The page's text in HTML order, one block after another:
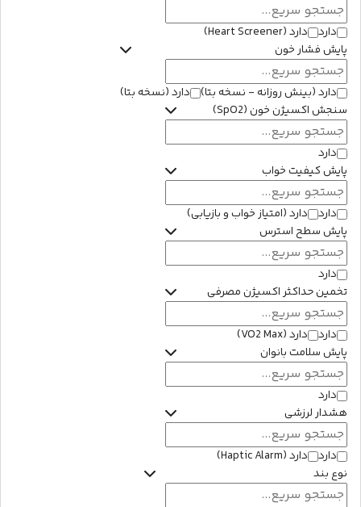
دارد
دارد (Heart Screener)
پایش فشار خون
دارد (بینش روزانه - نسخه بتا)
دارد (نسخه بتا)
سنجش اکسیژن خون (SpO2)
دارد
پایش کیفیت خواب
دارد
دارد (امتیاز خواب و بازیابی)
پایش سطح استرس
دارد
تخمین حداکثر اکسیژن مصرفی
دارد
دارد (VO2 Max)
پایش سلامت بانوان
دارد
هشدار لرزشی
دارد
دارد (Haptic Alarm)
نوع بند